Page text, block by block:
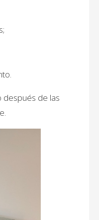
después de las